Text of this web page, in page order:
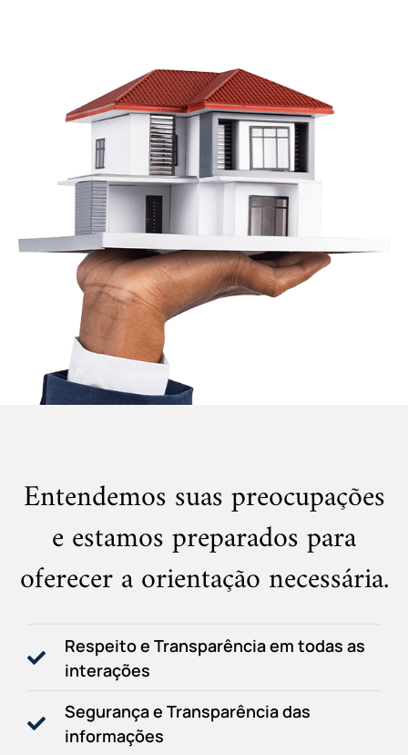
Entendemos suas preocupações
e estamos preparados para
oferecer a orientação necessária.
Respeito e Transparência em todas as
interações
Segurança e Transparência das
informações